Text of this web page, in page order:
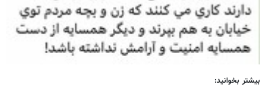
بیشتر بخوانید: